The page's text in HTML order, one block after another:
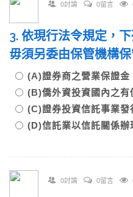
0討論 0留言
3. 依現行法令規定，
毋須另委由保管機構保
(A)證券商之營業保證金
(B)僑外資投資國內之有
(C)證券投資信託事業發
(D)信託業以信託關係辦
0討論 0留言